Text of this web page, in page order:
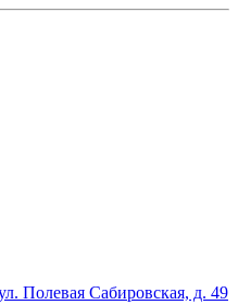
Полевая Сабировская, д. 49